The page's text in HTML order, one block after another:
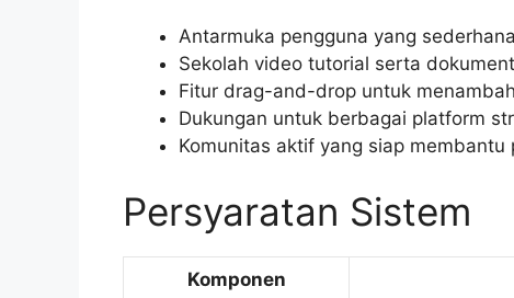
Antarmuka pengguna yang
Sekolah video tutorial serta
Fitur drag-and-drop untuk
Dukungan untuk berbagai platform
Komunitas aktif yang siap membantu
Persyaratan Sistem
Komponen